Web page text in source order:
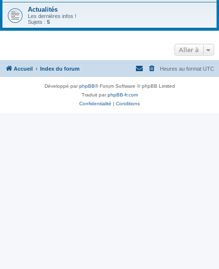
e
Actualités
Les dernières infos !
Sujets : 5
Aller à
Accueil Index du forum Heures au format UTC
Développé parphpBB® Forum Software © phpBB Limited
Traduit parphpBB-fr.com
Confidentialité | Conditions